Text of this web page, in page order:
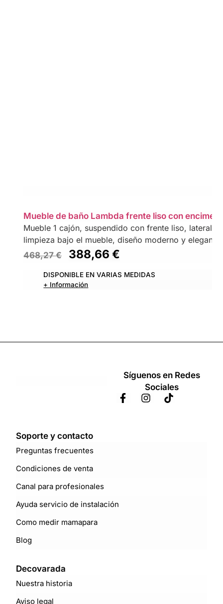
Mueble de baño Lambda frente liso con
Mueble 1 cajón, suspendido con frente liso,
limpieza bajo el mueble, diseño moderno y elegante.
468,27€ 388,66€
DISPONIBLE EN VARIAS MEDIDAS
+ Información
Síguenos en Redes
Sociales
Soporte y contacto
Preguntas frecuentes
Condiciones de venta
Canal para profesionales
Ayuda servicio de instalación
Como medir mamapara
Blog
Decovarada
Nuestra historia
Aviso legal